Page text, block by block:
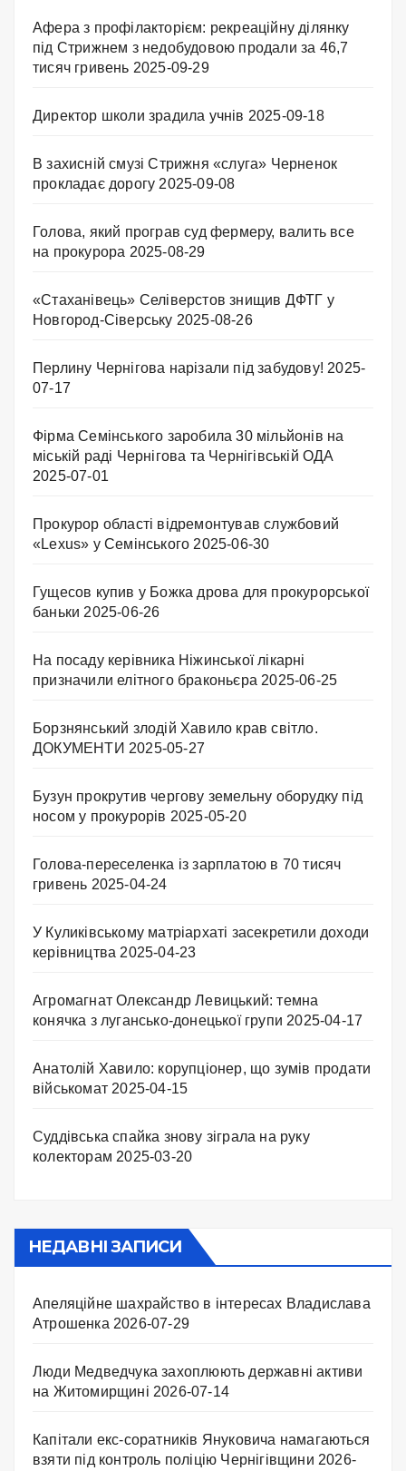
Афера з профілакторієм: рекреаційну ділянку
під Стрижнем з недобудовою продали за 46,7
тисяч гривень 2025-09-29
Директор школи зрадила учнів 2025-09-18
В захисній смузі Стрижня «слуга» Черненок
прокладає дорогу 2025-09-08
Голова, який програв суд фермеру, валить все
на прокурора 2025-08-29
«Стаханівець» Селіверстов знищив ДФТГ у
Новгород-Сіверську 2025-08-26
Перлину Чернігова нарізали під забудову! 2025-
07-17
Фірма Семінського заробила 30 мільйонів на
міській раді Чернігова та Чернігівській ОДА
2025-07-01
Прокурор області відремонтував службовий
«Lexus» у Семінського 2025-06-30
Гущесов купив у Божка дрова для прокурорської
баньки 2025-06-26
На посаду керівника Ніжинської лікарні
призначили елітного браконьєра 2025-06-25
Борзнянський злодій Хавило крав світло.
ДОКУМЕНТИ 2025-05-27
Бузун прокрутив чергову земельну оборудку під
носом у прокурорів 2025-05-20
Голова-переселенка із зарплатою в 70 тисяч
гривень 2025-04-24
У Куликівському матріархаті засекретили доходи
керівництва 2025-04-23
Агромагнат Олександр Левицький: темна
конячка з лугансько-донецької групи 2025-04-17
Анатолій Хавило: корупціонер, що зумів продати
військомат 2025-04-15
Суддівська спайка знову зіграла на руку
колекторам 2025-03-20
НЕДАВНІ ЗАПИСИ
Апеляційне шахрайство в інтересах Владислава
Атрошенка 2026-07-29
Люди Медведчука захоплюють державні активи
на Житомирщині 2026-07-14
Капітали екс-соратників Януковича намагаються
взяти під контроль поліцію Чернігівщини 2026-